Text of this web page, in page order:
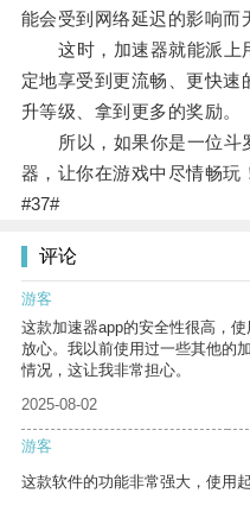
能会受到网络延迟的影响而
这时，加速器就能派上
定地享受到更流畅、更快速
升等级、拿到更多的奖励。
所以，如果你是一位斗
器，让你在游戏中尽情畅玩
#37#
评论
游客
这款加速器app的安全性很高，
放心。我以前使用过一些其他的
情况，这让我非常担心。
2025-08-02
游客
这款软件的功能非常强大，使用